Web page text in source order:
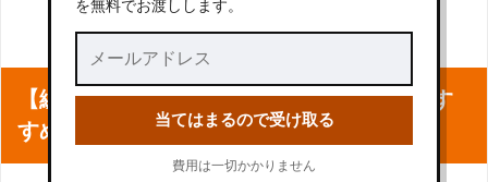
【編集部特別取材！】医療事務の派遣におす
すめの派遣会社
を無料でお渡しします。
当てはまるので受け取る
費用は一切かかりません